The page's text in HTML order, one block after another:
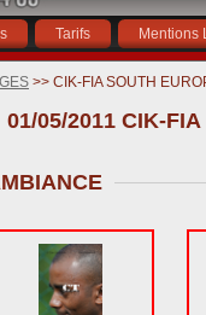
Tarifs Mentions
>> CIK-FIA SOUTH
01/05/2011 CIK-